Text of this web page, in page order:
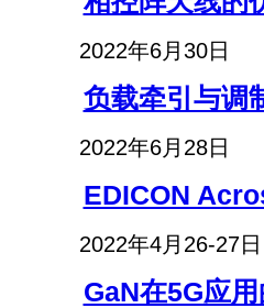
2022年6月30日
负载牵引与调
2022年6月28日
EDICON
2022年4月26-27日
GaN在5G应